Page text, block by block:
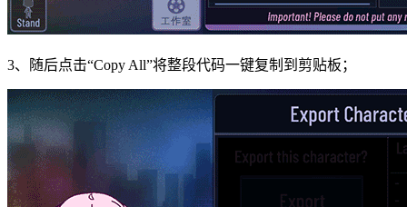
3、随后点击“Copy All”将整段代码一键复制到剪贴板；